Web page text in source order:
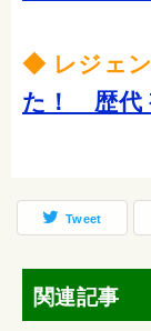
◆ レジェ
た！ 歴代
Tweet
関連記事